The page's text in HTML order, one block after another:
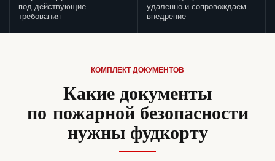
под действующие
требования
удаленно и сопровождаем
внедрение
КОМПЛЕКТ ДОКУМЕНТОВ
Какие документы
по пожарной безопасности
нужны фудкорту